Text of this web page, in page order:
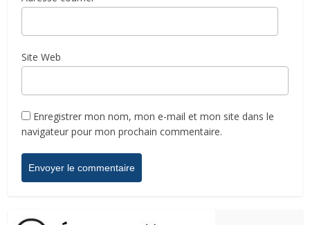
Site Web
Enregistrer mon nom, mon e-mail et mon site dans le
navigateur pour mon prochain commentaire.